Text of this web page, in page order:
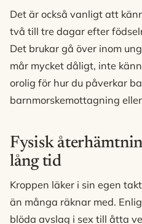
Det är också vanligt att
två till tre dagar efter
Det brukar gå över inom
mår mycket dåligt, inte
orolig för hur du påverkar
barnmorskemottagning
Fysisk
lång tid
Kroppen läker i sin egen
än många räknar med.
blöda avslag i sex till åtta